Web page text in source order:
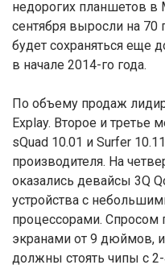
недорогих планшетов
сентября выросли на 70
будет сохраняться еще
в начале 2014-го года.
По объему продаж
Explay. Второе и третье
sQuad 10.01 и Surfer
производителя. На
оказались девайсы 3Q
устройства с
процессорами. Спросом
экранами от 9 дюймов,
должны стоять чипы с